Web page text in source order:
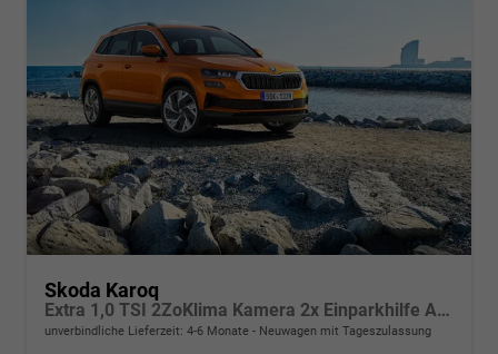
Skoda Karoq
Extra 1,0 TSI 2ZoKlima Kamera 2x Einparkhilfe Alu Felgen 5J Garantie Sitzheizung LED Scheinwerfer ACC
unverbindliche Lieferzeit: 4-6 Monate Neuwagen mit Tageszulassung